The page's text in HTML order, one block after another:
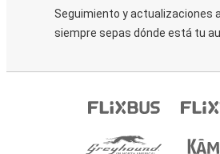
Seguimiento y actualizaciones
siempre sepas dónde está tu